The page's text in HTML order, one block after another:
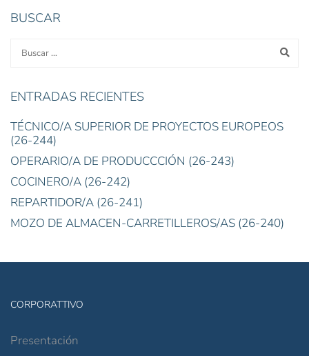
BUSCAR
ENTRADAS RECIENTES
TÉCNICO/A SUPERIOR DE PROYECTOS EUROPEOS
(26-244)
OPERARIO/A DE PRODUCCCIÓN (26-243)
COCINERO/A (26-242)
REPARTIDOR/A (26-241)
MOZO DE ALMACEN-CARRETILLEROS/AS (26-240)
CORPORATTIVO
Presentación